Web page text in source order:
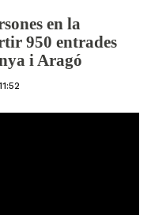
en la
950 entrades
i Aragó